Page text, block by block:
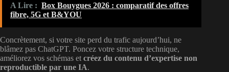
A Lire : Box Bouygues 2026 : comparatif des offres
fibre, 5G et B&YOU
Concrètement, si votre site perd du trafic aujourd’hui, ne
blâmez pas ChatGPT. Poncez votre structure technique,
améliorez vos schémas et créez du contenu d’expertise non
reproductible par une IA.